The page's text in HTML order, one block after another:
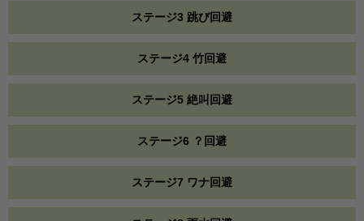
ステージ3 跳び回避
ステージ4 竹回避
ステージ5 絶叫回避
ステージ6 ？回避
ステージ7 ワナ回避